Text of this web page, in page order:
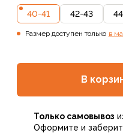
40-41 42-43
Размер доступен только в
В
Только самовывоз
Оформите и